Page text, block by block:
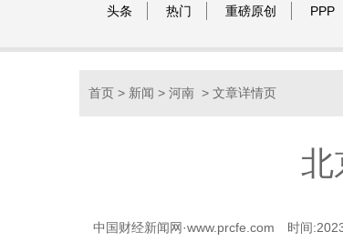
头条 热门 重磅原创 PPP
首页 > 新闻 > 河南 > 文章详情页
北
中国财经新闻网·www.prcfe.com 时间